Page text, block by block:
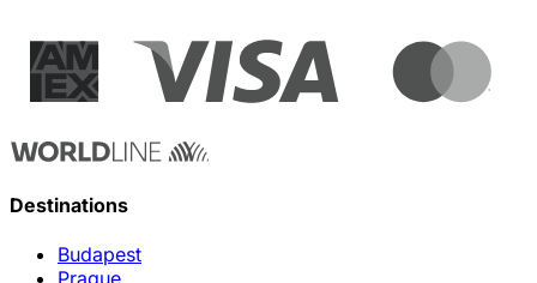
Destinations
Budapest